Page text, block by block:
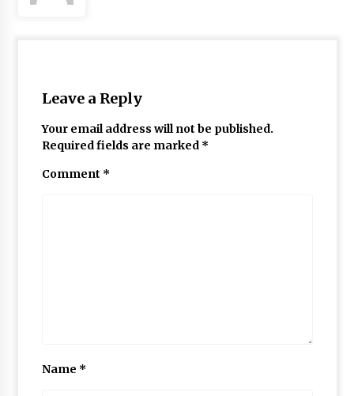
Leave a Reply
Your email address will not be published.
Required fields are marked *
Comment *
Name *